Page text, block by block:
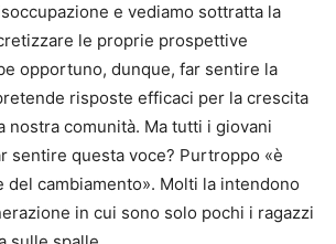
e vediamo sottratta la
le proprie prospettive
opportuno, dunque, far sentire la
risposte efficaci per la crescita
nostra comunità. Ma tutti i giovani
sentire questa voce? Purtroppo «è
del cambiamento». Molti la intendono
in cui sono solo pochi i ragazzi